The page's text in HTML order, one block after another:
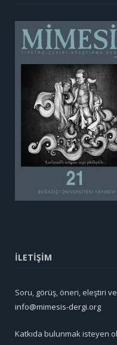
İLETİŞİM
Soru, görüş, öneri, eleştiri
info@mimesis-dergi.org
Katkıda bulunmak isteyen